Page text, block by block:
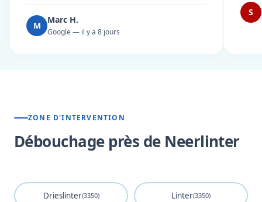
M
Marc H.
Google — il y a 8 jours
S
ZONE D'INTERVENTION
Débouchage près de Neerlinter
Drieslinter(3350) Linter(3350)